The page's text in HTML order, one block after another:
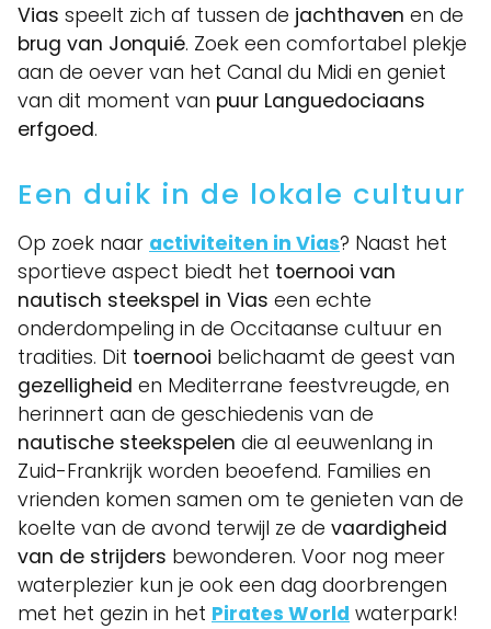
Vias speelt zich af tussen de jachthaven en de
brug van Jonquié. Zoek een comfortabel plekje
aan de oever van het Canal du Midi en geniet
van dit moment van puur Languedociaans
erfgoed.
Een duik in de lokale cultuur
Op zoek naar activiteiten in Vias? Naast het
sportieve aspect biedt het toernooi van
nautisch steekspel in Vias een echte
onderdompeling in de Occitaanse cultuur en
tradities. Dit toernooi belichaamt de geest van
gezelligheid en Mediterrane feestvreugde, en
herinnert aan de geschiedenis van de
nautische steekspelen die al eeuwenlang in
Zuid-Frankrijk worden beoefend. Families en
vrienden komen samen om te genieten van de
koelte van de avond terwijl ze de vaardigheid
van de strijders bewonderen. Voor nog meer
waterplezier kun je ook een dag doorbrengen
met het gezin in het Pirates World waterpark!